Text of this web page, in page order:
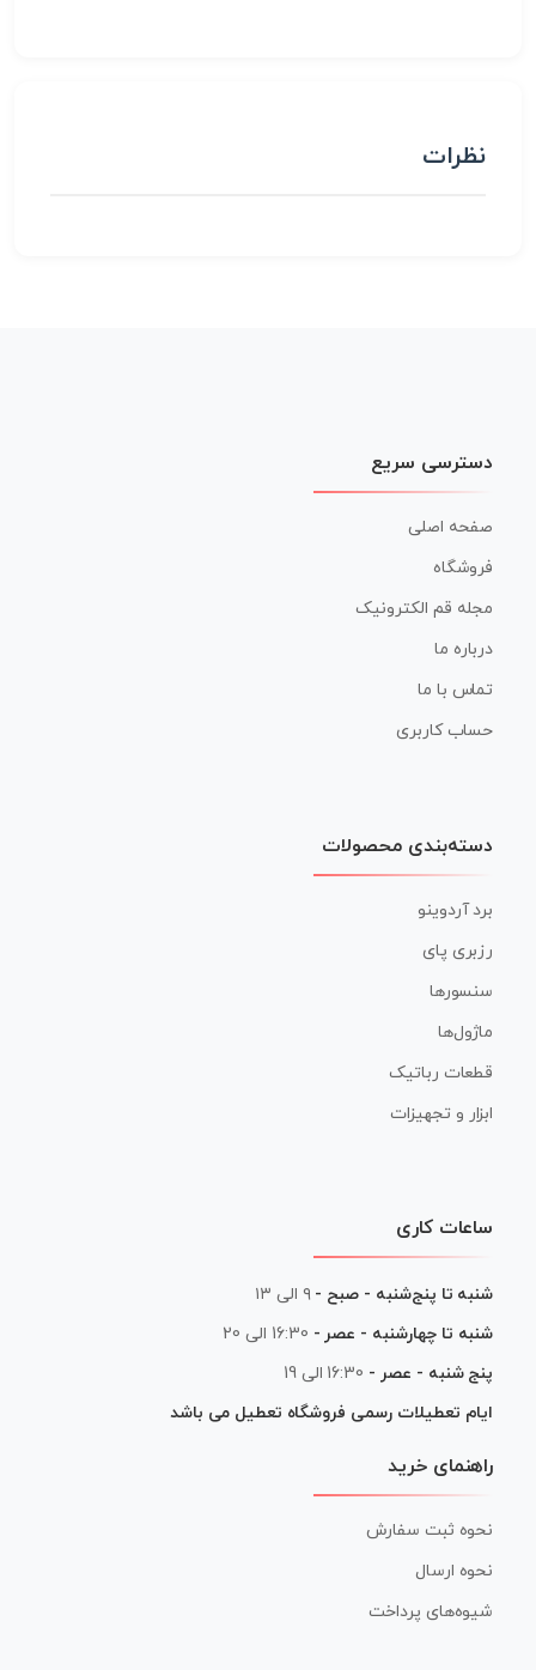
نظرات
دسترسی سریع
صفحه اصلی
فروشگاه
مجله قم الکترونیک
درباره ما
تماس با ما
حساب کاربری
دسته‌بندی محصولات
برد آردوینو
رزبری پای
سنسورها
ماژول‌ها
قطعات رباتیک
ابزار و تجهیزات
ساعات کاری
شنبه تا پنج‌شنبه - صبح - ۹ الی ۱۳
شنبه تا چهارشنبه - عصر - 16:30 الی 20
پنج شنبه - عصر - 16:30 الی 19
ایام تعطیلات رسمی فروشگاه تعطیل می باشد
راهنمای خرید
نحوه ثبت سفارش
نحوه ارسال
شیوه‌های پرداخت